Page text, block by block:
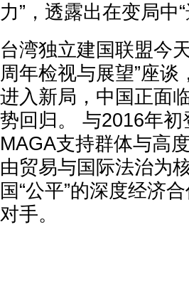
力”，透露出在变局中
台湾独立建国联盟今
周年检视与展望”座
进入新局，中国正面
势回归。 与2016年
MAGA支持群体与高
由贸易与国际法治为
国“公平”的深度经济
对手。